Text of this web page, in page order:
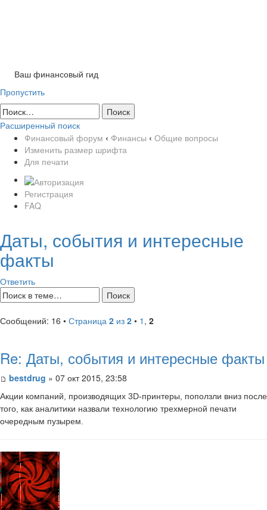
Ваш финансовый гид
Пропустить
Расширенный поиск
Финансовый форум ‹ Финансы ‹ Общие вопросы
Изменить размер шрифта
Для печати
Регистрация
FAQ
Даты, события и интересные
факты
Ответить
Сообщений: 16 • Страница 2 из 2 • 1 , 2
Re: Даты, события и интересные факты
bestdrug » 07 окт 2015, 23:58
Акции компаний, производящих 3D-принтеры, поползли вниз после
того, как аналитики назвали технологию трехмерной печати
очередным пузырем.